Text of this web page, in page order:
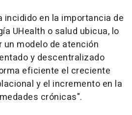
incidido en la importancia de
UHealth o salud ubicua, lo
modelo de atención
y descentralizado
eficiente el creciente
y el incremento en la
crónicas".